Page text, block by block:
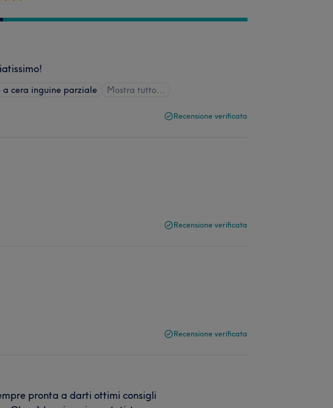
a cera inguine parziale Mostra tutto…
Recensione verificata
Recensione verificata
Recensione verificata
pronta a darti ottimi consigli